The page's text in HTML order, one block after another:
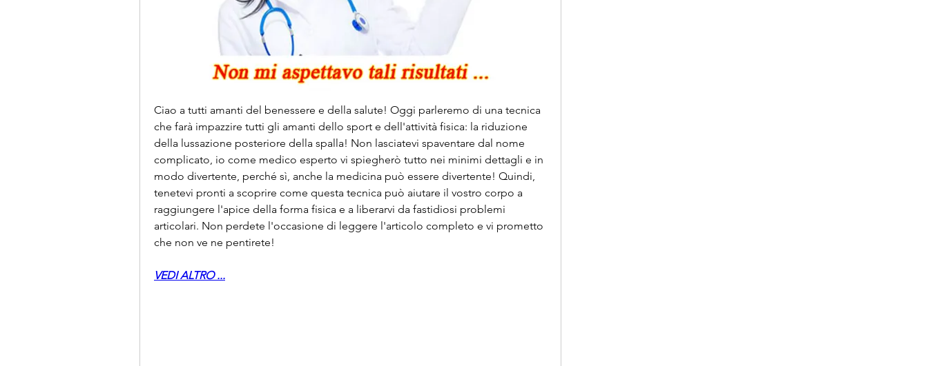
Ciao a tutti amanti del benessere e della salute! Oggi parleremo di una tecnica
che farà impazzire tutti gli amanti dello sport e dell'attività fisica: la riduzione
della lussazione posteriore della spalla! Non lasciatevi spaventare dal nome
complicato, io come medico esperto vi spiegherò tutto nei minimi dettagli e in
modo divertente, perché sì, anche la medicina può essere divertente! Quindi,
tenetevi pronti a scoprire come questa tecnica può aiutare il vostro corpo a
raggiungere l'apice della forma fisica e a liberarvi da fastidiosi problemi
articolari. Non perdete l'occasione di leggere l'articolo completo e vi prometto
che non ve ne pentirete!
VEDI ALTRO ...